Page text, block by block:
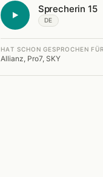
Sprecherin 15
DE
HAT SCHON GESPROCHEN
Allianz, Pro7, SKY